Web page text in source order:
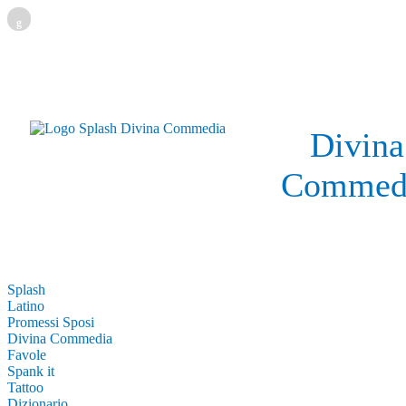
g
Divina
Splash
Latino
Promessi Sposi
Divina Commedia
Favole
Spank it
Tattoo